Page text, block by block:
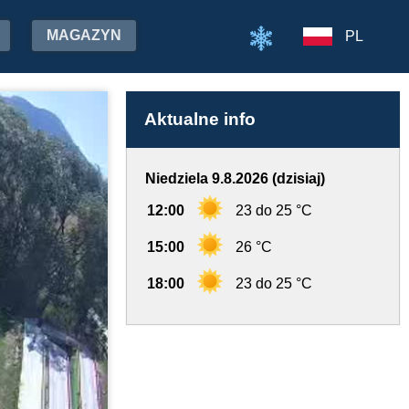
MAGAZYN PL
Aktualne info
Niedziela 9.8.2026 (dzisiaj)
12:00 23 do 25 °C
15:00 26 °C
18:00 23 do 25 °C